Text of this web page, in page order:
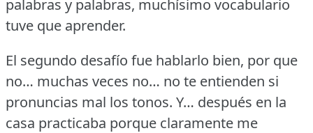
palabras y palabras, muchísimo vocabulario
tuve que aprender.
El segundo desafío fue hablarlo bien, por que
no… muchas veces no… no te entienden si
pronuncias mal los tonos. Y… después en la
casa practicaba porque claramente me